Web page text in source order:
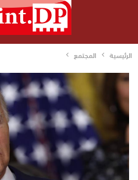
الرئيسية المجتمع